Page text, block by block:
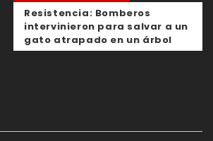
Resistencia: Bomberos
intervinieron para salvar a un
gato atrapado en un árbol